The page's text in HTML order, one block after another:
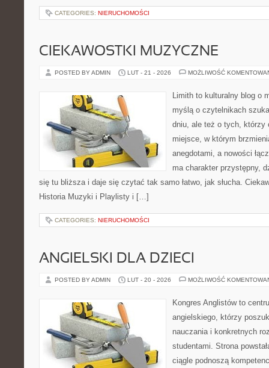
CATEGORIES: NIERUCHOMOŚCI
CIEKAWOSTKI MUZYCZNE
POSTED BY ADMIN LUT - 21 - 2026 MOŻLIWOŚĆ
Limith to kulturalny blog o
myślą o czytelnikach
dniu, ale też o tych, którzy
miejsce, w którym
anegdotami, a nowości
ma charakter przystępny,
się tu bliższa i daje się czytać tak samo łatwo, jak słucha.
Historia Muzyki i Playlisty i […]
CATEGORIES: NIERUCHOMOŚCI
ANGIELSKI DLA DZIECI
POSTED BY ADMIN LUT - 20 - 2026 MOŻLIWOŚĆ
Kongres Anglistów to
angielskiego, którzy
nauczania i konkretnych
studentami. Strona
ciągle podnoszą